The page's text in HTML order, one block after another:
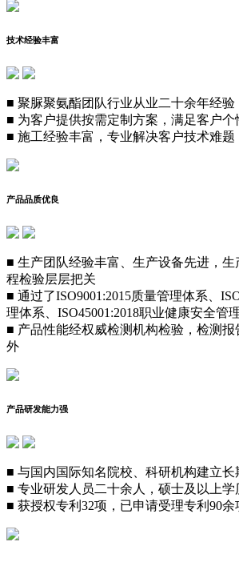
技术经验丰富
■ 聚脲聚氨酯团队行业从业二十余年经验
■ 为客户提供按需定制方案，满足客户个
■ 施工经验丰富，专业解决客户技术难题
产品品质优良
■ 生产团队经验丰富、生产设备先进，
程检验层层把关
■ 通过了ISO9001:2015质量管理体系、
理体系、 ISO45001:2018职业健康安全管
■ 产品性能经权威检测机构检验，检测
外
产品研发能力强
■ 与国内国际知名院校、科研机构建立长
■ 专业研发人员二十余人，硕士及以上学
■ 获授权专利32项，已申请受理专利90余